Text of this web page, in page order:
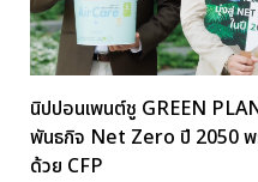
นิปปอนเพนต์ชู GREEN
พันธกิจ Net Zero ปี 2050 พ
ด้วย CFP